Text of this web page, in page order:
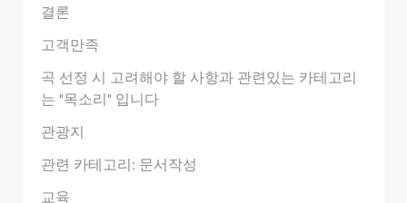
결론
고객만족
곡 선정 시 고려해야 할 사항과 관련있는 카테고리
는 "목소리" 입니다
관광지
관련 카테고리: 문서작성
교육